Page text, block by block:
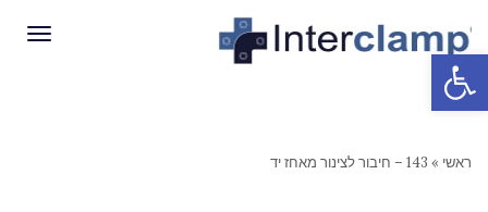
ראשי » 143 – חיבור לצינור מאחז יד
פתח סרגל נגישות